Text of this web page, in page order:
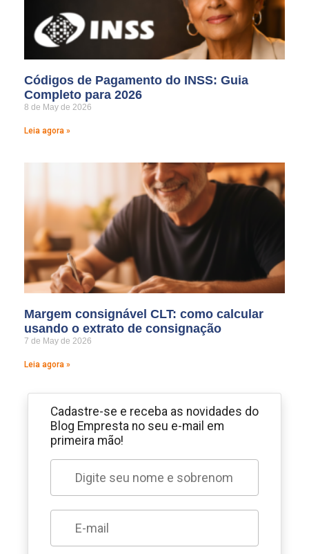
Códigos de Pagamento do INSS: Guia
Completo para 2026
8 de May de 2026
Leia agora »
Margem consignável CLT: como calcular
usando o extrato de consignação
7 de May de 2026
Leia agora »
Cadastre-se e receba as novidades do
Blog Empresta no seu e-mail em
primeira mão!